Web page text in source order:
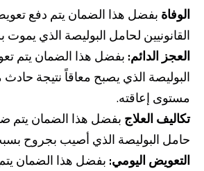
من نحن بوابة التمويل علاقات المستثمرين
الفروع وأجهزة الصراف الآلي
Türkçe
English
الوفاة بفضل هذا الضمان يتم دفع
القانونيين لحامل البوليصة الذي
العجز الدائم: بفضل هذا الضمان يتم
البوليصة الذي يصبح معاقاً نتيجة
مستوى إعاقته.
تكاليف العلاج بفضل هذا الضمان يتم
حامل البوليصة الذي أصيب بجروح
التعويض اليومي: بفضل هذا الضمان